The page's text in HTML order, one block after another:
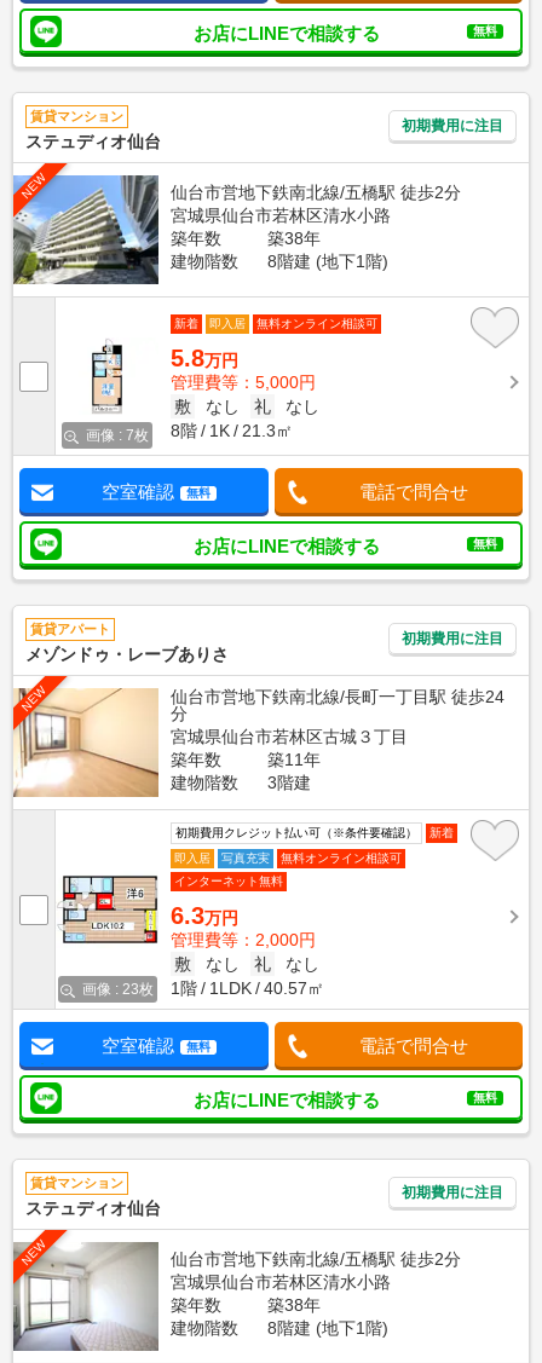
お店にLINEで相談する 無料
賃貸マンション
ステュディオ仙台
初期費用に注目
NEW
仙台市営地下鉄南北線/五橋駅 徒歩2分
宮城県仙台市若林区清水小路
築年数
築38年
建物階数
8階建 (地下1階)
画像 : 7枚
新着 即入居 無料オンライン相談可
5.8万円
管理費等：5,000円
敷
なし 礼
なし
8階
1K 21.3㎡
空室確認 無料 電話で問合せ
お店にLINEで相談する 無料
賃貸アパート
メゾンドゥ・レーブありさ
初期費用に注目
NEW
仙台市営地下鉄南北線/長町一丁目駅 徒歩24
分
宮城県仙台市若林区古城３丁目
築年数
築11年
建物階数
3階建
画像 : 23枚
初期費用クレジット払い可（※条件要確認）
新着
即入居
写真充実
無料オンライン相談可
インターネット無料
6.3万円
管理費等：2,000円
敷
なし 礼
なし
1階
1LDK 40.57㎡
空室確認 無料 電話で問合せ
お店にLINEで相談する 無料
賃貸マンション
ステュディオ仙台
初期費用に注目
NEW
仙台市営地下鉄南北線/五橋駅 徒歩2分
宮城県仙台市若林区清水小路
築年数
築38年
建物階数
8階建 (地下1階)